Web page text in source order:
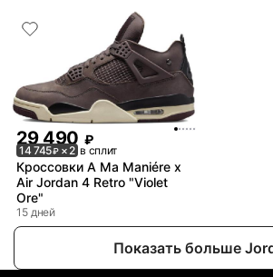
29 490 ₽
14 745₽ × 2 в сплит
Кроссовки A Ma Maniére x
Air Jordan 4 Retro "Violet
Ore"
15 дней
Показать больше